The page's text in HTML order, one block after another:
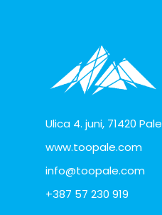
Ulica 4. juni, 71420 Pale
www.toopale.com
info@toopale.com
+387 57 230 919